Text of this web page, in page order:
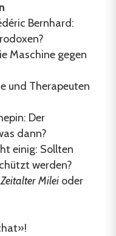
Bernhard:
Maschine gegen
und Therapeuten
Der
dann?
einig: Sollten
werden?
Milei oder